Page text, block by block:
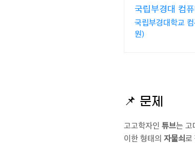
국립부경대 컴
국립부경대학교
원)
📌 문제
고고학자인 튜브는 고
이한 형태의 자물쇠로